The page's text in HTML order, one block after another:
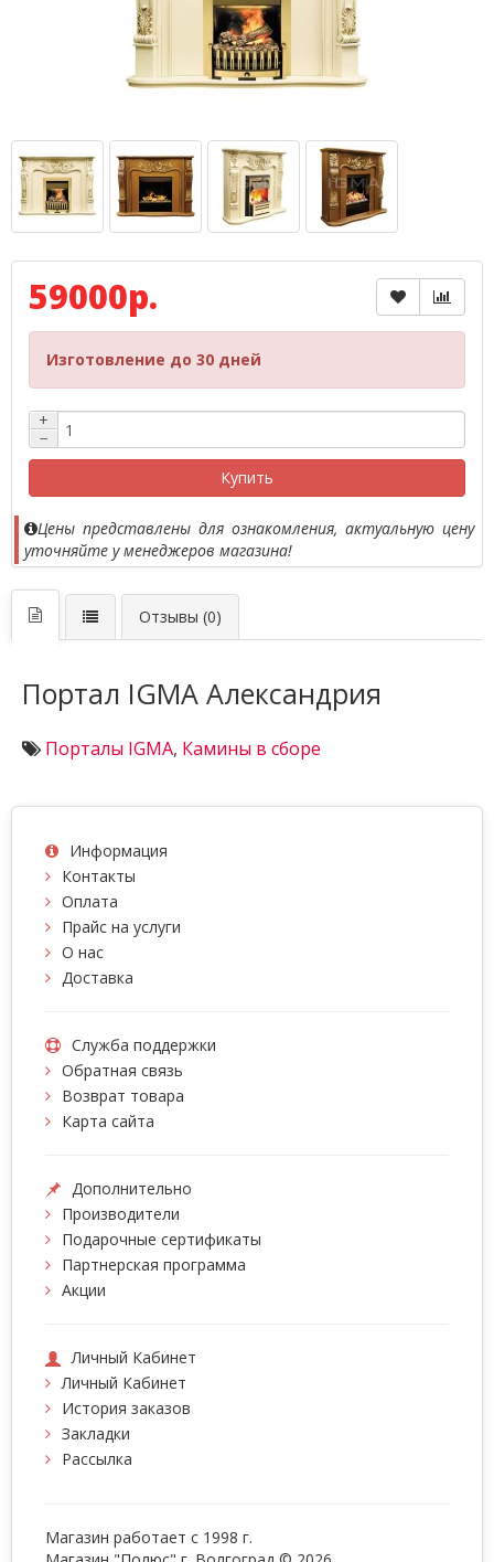
59000р.
Изготовление до 30 дней
+
−
Купить
Цены представлены для ознакомления, актуальную цену
уточняйте у менеджеров магазина!
Отзывы (0)
Портал IGMA Александрия
Порталы IGMA, Камины в сборе
Информация
Контакты
Оплата
Прайс на услуги
О нас
Доставка
Служба поддержки
Обратная связь
Возврат товара
Карта сайта
Дополнительно
Производители
Подарочные сертификаты
Партнерская программа
Акции
Личный Кабинет
Личный Кабинет
История заказов
Закладки
Рассылка
Магазин работает с 1998 г.